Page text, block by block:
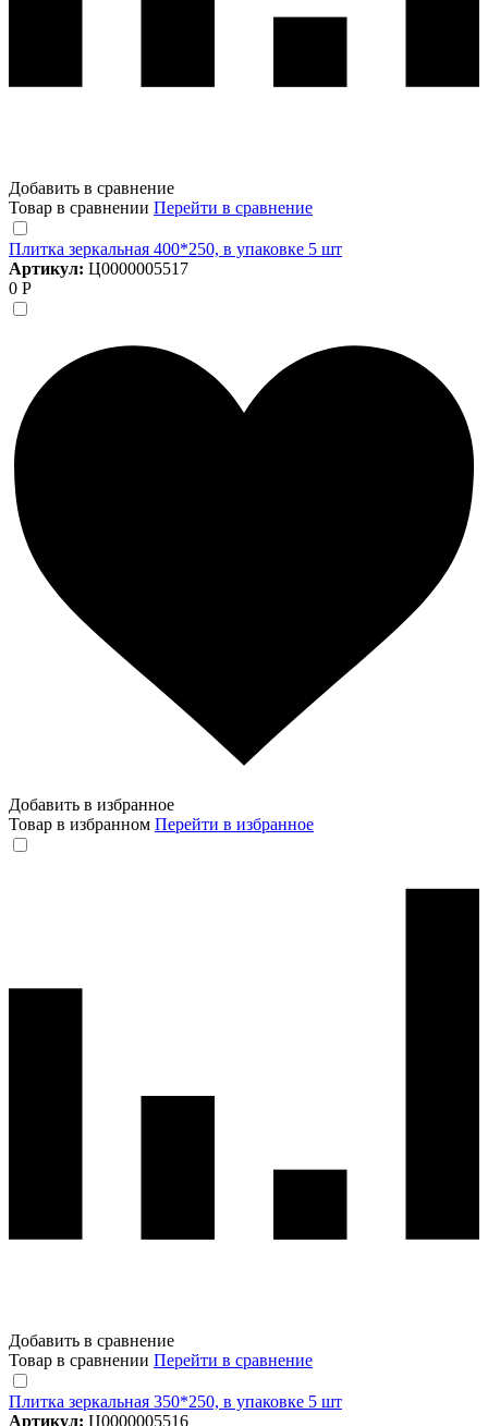
Добавить в сравнение
Товар в сравнении Перейти в сравнение
Плитка зеркальная 400*250, в упаковке 5 шт
Артикул: Ц0000005517
0 Р
Добавить в избранное
Товар в избранном Перейти в избранное
Добавить в сравнение
Товар в сравнении Перейти в сравнение
Плитка зеркальная 350*250, в упаковке 5 шт
Артикул: Ц0000005516